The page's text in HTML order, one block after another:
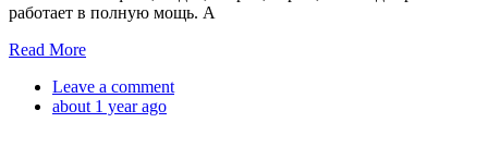
работает в полную мощь. А
Read More
Leave a comment
about 1 year ago